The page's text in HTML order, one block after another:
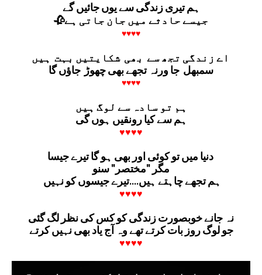
ہم تیری زندگی سے یوں جائیں گے
🥀جیسے حادثے میں جان جاتی ہے
♥♥♥♥
♥♥♥♥
ہم تو سادہ سے لوگ ہیں
ہم سے کیا رونقیں ہوں گی
♥♥♥♥
دنیا میں تو کوئی اور بھی ہو گا تیرے جیسا
مگر "مختصر" سنو
ہم تجھے چاہتے ہیں....تیرے جیسوں کو نہیں
♥♥♥♥
نہ جانے خوبصورت زندگی کو کس کی نظر لگ گئی
جو لوگ روز بات کرتے تھے وہ آج یاد بھی نہیں کرتے
♥♥♥♥